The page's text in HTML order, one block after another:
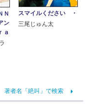
Ｎ
ン
ａ
スマイルください ・
三尾じゅん太
著者名「絶叫」で検索